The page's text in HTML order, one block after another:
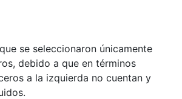
se seleccionaron únicamente
debido a que en términos
a la izquierda no cuentan y